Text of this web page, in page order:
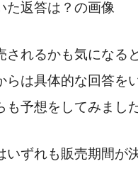
されるかも気になる
らは具体的な回答を
も予想をしてみました
いずれも販売期間が